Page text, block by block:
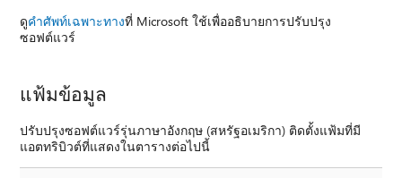
ดูคำศัพท์เฉพาะทางที่ Microsoft ใช้เพื่ออธิบายการปรับปรุง
ซอฟต์แวร์
แฟ้มข้อมูล
ปรับปรุงซอฟต์แวร์รุ่นภาษาอังกฤษ (สหรัฐอเมริกา) ติดตั้งแฟ้มที่มี
แอตทริบิวต์ที่แสดงในตารางต่อไปนี้